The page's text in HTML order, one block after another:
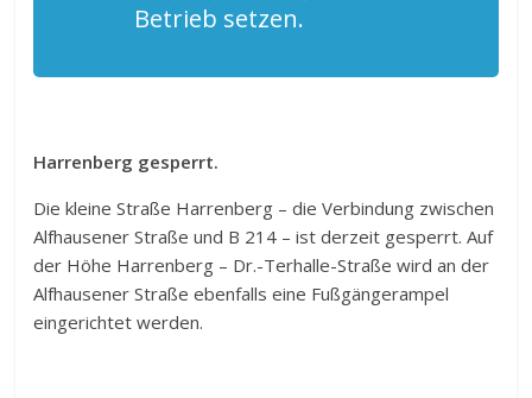
Betrieb setzen.
Harrenberg gesperrt.
Die kleine Straße Harrenberg – die Verbindung zwischen
Alfhausener Straße und B 214 – ist derzeit gesperrt. Auf
der Höhe Harrenberg – Dr.-Terhalle-Straße wird an der
Alfhausener Straße ebenfalls eine Fußgängerampel
eingerichtet werden.